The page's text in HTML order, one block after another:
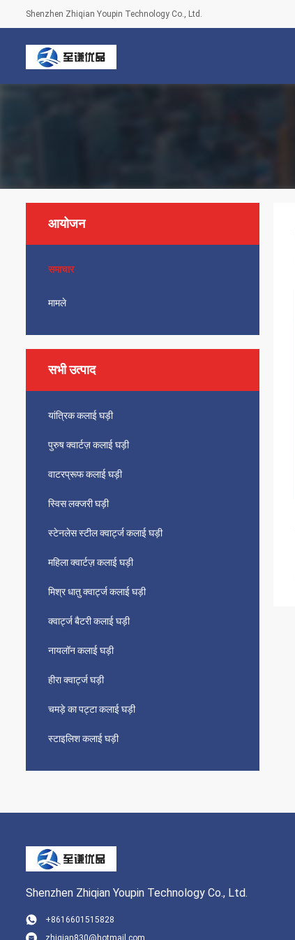
Shenzhen Zhiqian Youpin Technology Co., Ltd.
आयोजन
समाचार
मामले
सभी उत्पाद
यांत्रिक कलाई घड़ी
पुरुष क्वार्टज़ कलाई घड़ी
वाटरप्रूफ कलाई घड़ी
स्विस लक्जरी घड़ी
स्टेनलेस स्टील क्वार्ट्ज कलाई घड़ी
महिला क्वार्टज़ कलाई घड़ी
मिश्र धातु क्वार्ट्ज कलाई घड़ी
क्वार्ट्ज बैटरी कलाई घड़ी
नायलॉन कलाई घड़ी
हीरा क्वार्ट्ज घड़ी
चमड़े का पट्टा कलाई घड़ी
स्टाइलिश कलाई घड़ी
Shenzhen Zhiqian Youpin Technology Co., Ltd.
+8616601515828
zhiqian830@hotmail.com